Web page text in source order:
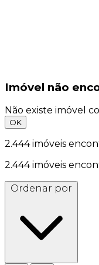
Imóvel não
Não existe imóvel
OK
2.444imóveis
2.444imóveis
Ordenar por